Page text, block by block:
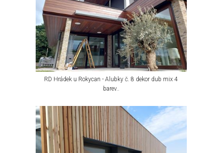
RD Hrádek u Rokycan - Alubky č. 8 dekor dub mix 4
barev..